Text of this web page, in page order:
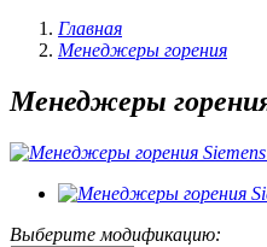
Главная
Менеджеры горения
Менеджеры
Выберите модификацию: